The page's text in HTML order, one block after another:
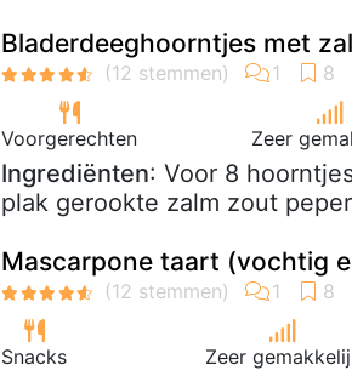
Bladerdeeghoorntjes met
Voorgerechten Zeer
Ingrediënten: Voor 8
plak gerookte zalm zout
Mascarpone taart (vochtig
Snacks Zeer